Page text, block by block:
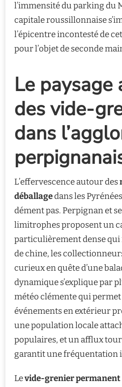
l’immensité du parking du
capitale roussillonnaise
l’épicentre incontesté de
pour l’objet de seconde
Le paysage
des vide-
dans
L’effervescence autour des
déballagedans les
dément pas. Perpignan et
limitrophes proposent un
particulièrement dense qui
de chine, les
curieux en quête d’une
dynamique s’explique par
météo clémente qui permet
événements en extérieur
une population locale
populaires, et un afflux
garantit une fréquentation
Levide-grenier permanent